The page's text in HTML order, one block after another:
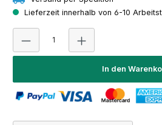
Lieferzeit innerhalb von 6-10
In den